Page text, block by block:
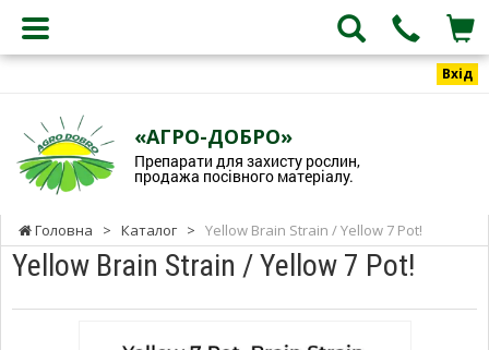
Вхід
«АГРО-ДОБРО»
Препарати для захисту рослин,
продажа посівного матеріалу.
Головна > Каталог > Yellow Brain Strain / Yellow 7 Pot!
Yellow Brain Strain / Yellow 7 Pot!